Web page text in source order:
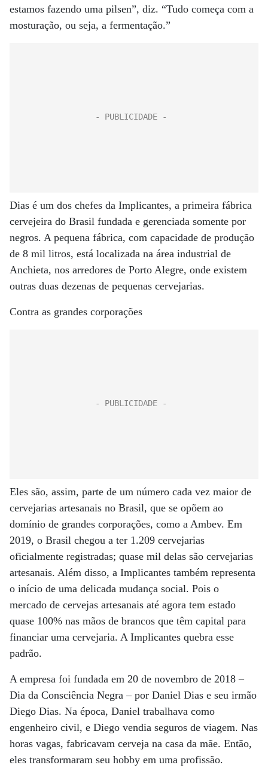
estamos fazendo uma pilsen”, diz. “Tudo começa com a
mosturação, ou seja, a fermentação.”
Dias é um dos chefes da Implicantes, a primeira fábrica
cervejeira do Brasil fundada e gerenciada somente por
negros. A pequena fábrica, com capacidade de produção
de 8 mil litros, está localizada na área industrial de
Anchieta, nos arredores de Porto Alegre, onde existem
outras duas dezenas de pequenas cervejarias.
Contra as grandes corporações
Eles são, assim, parte de um número cada vez maior de
cervejarias artesanais no Brasil, que se opõem ao
domínio de grandes corporações, como a Ambev. Em
2019, o Brasil chegou a ter 1.209 cervejarias
oficialmente registradas; quase mil delas são cervejarias
artesanais. Além disso, a Implicantes também representa
o início de uma delicada mudança social. Pois o
mercado de cervejas artesanais até agora tem estado
quase 100% nas mãos de brancos que têm capital para
financiar uma cervejaria. A Implicantes quebra esse
padrão.
A empresa foi fundada em 20 de novembro de 2018 –
Dia da Consciência Negra – por Daniel Dias e seu irmão
Diego Dias. Na época, Daniel trabalhava como
engenheiro civil, e Diego vendia seguros de viagem. Nas
horas vagas, fabricavam cerveja na casa da mãe. Então,
eles transformaram seu hobby em uma profissão.